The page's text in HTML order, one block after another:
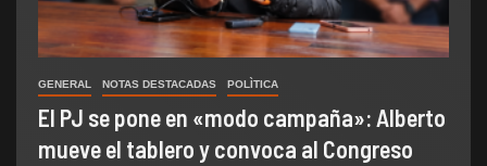
GENERAL NOTAS DESTACADAS POLÌTICA
El PJ se pone en «modo campaña»: Alberto
mueve el tablero y convoca al Congreso